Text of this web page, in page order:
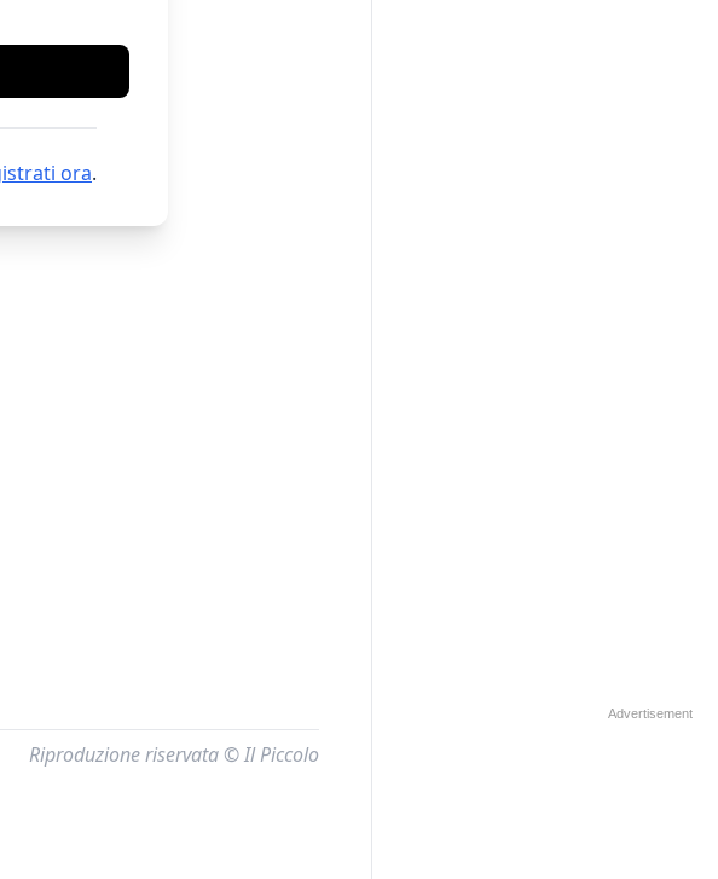
ora.
Riproduzione riservata © Il Piccolo